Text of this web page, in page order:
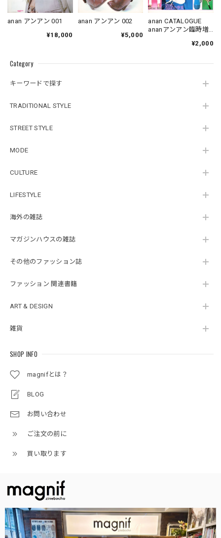
Category
キーワードで探す
TRADITIONAL STYLE
STREET STYLE
MODE
CULTURE
LIFESTYLE
海外の雑誌
マガジンハウスの雑誌
その他のファッション誌
ファッション 関連書籍
ART & DESIGN
雑貨
SHOP INFO
magnifとは？
BLOG
お問い合わせ
ご注文の前に
買い取ります
anan アンアン 001
¥18,000
anan アンアン 002
¥5,000
anan CATALOGUE
ananアンアン臨時増
¥2,000